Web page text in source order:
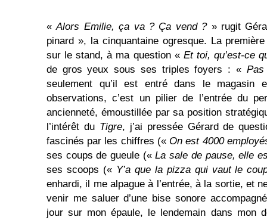
«Alors Emilie, ça va ? Ça vend ?» rugit
pinard », la cinquantaine ogresque. La
sur le stand, à ma question « Et toi, qu’est-ce
de gros yeux sous ses triples foyers : «
seulement qu’il est entré dans le magasin
observations, c’est un pilier de l’entrée du
ancienneté, émoustillée par sa position
l’intérêt du Tigre, j’ai pressée Gérard de
fascinés par les chiffres (« On est 4000
ses coups de gueule («La sale de pause, elle
ses scoops (« Y’a que la pizza qui vaut le
enhardi, il me alpague à l’entrée, à la sortie, et
venir me saluer d’une bise sonore
jour sur mon épaule, le lendemain dans mon